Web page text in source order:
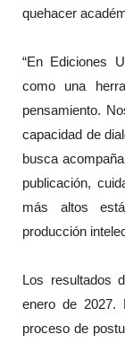
quehacer
“En Ediciones
como una
pensamiento.
capacidad de
busca
publicación,
más altos
producción
Los resultados
enero de 2027.
proceso de